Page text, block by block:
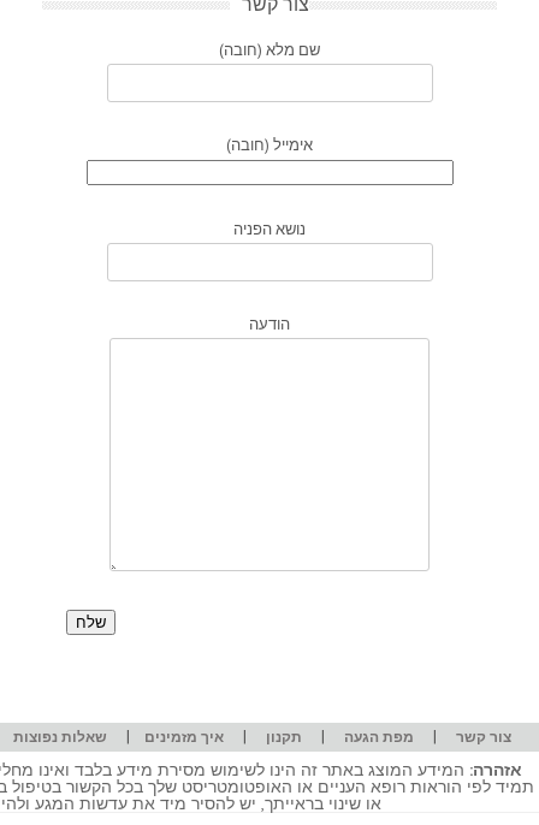
צור קשר
שם מלא (חובה)
אימייל (חובה)
נושא הפניה
הודעה
צור קשר | מפת הגעה | תקנון |איך מזמינים | שאלות נפוצות
אזהרה: המידע המוצג באתר זה הינו לשימוש מסירת מידע בלבד ואינו
תמיד לפי הוראות רופא העניים או האופטומטריסט שלך בכל הקשור
או שינוי בראייתך, יש להסיר מיד את עדשות המגע